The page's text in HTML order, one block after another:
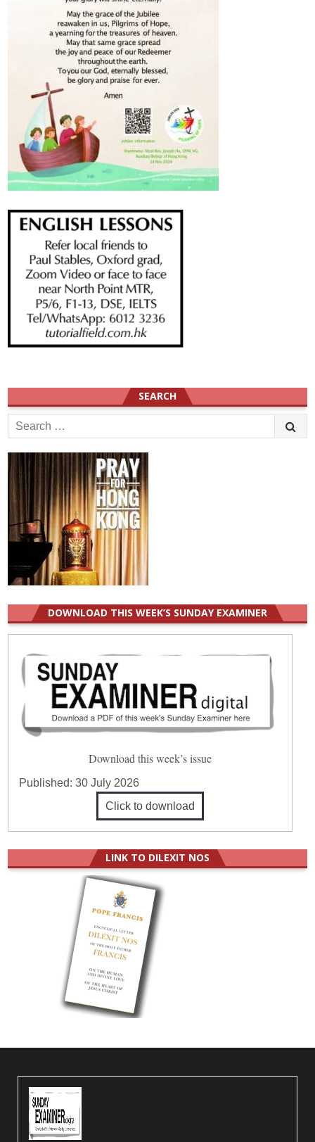
SEARCH
Search
for:
DOWNLOAD THIS WEEK’S SUNDAY EXAMINER
Download this week’s issue
Published:30 July 2026
Click to download
LINK TO DILEXIT NOS